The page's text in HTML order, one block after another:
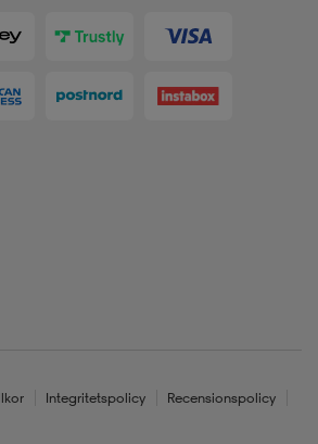
Integritetspolicy
Recensionspolicy